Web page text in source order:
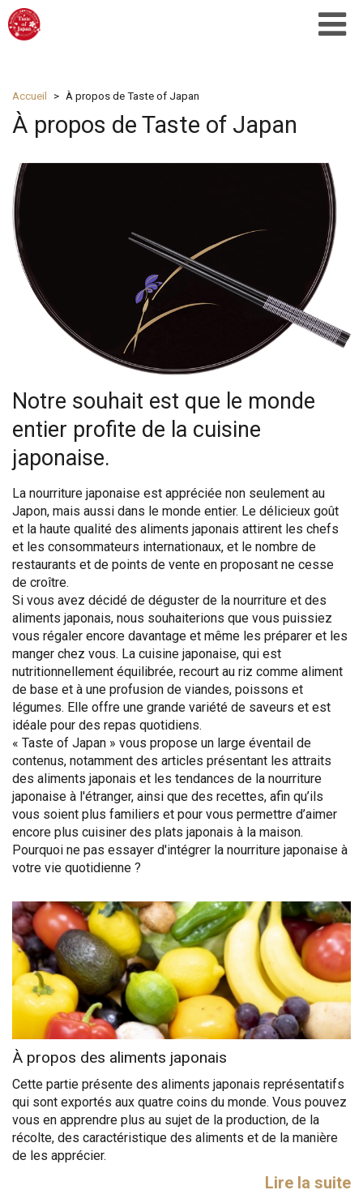
Accueil À propos de Taste of Japan
À propos de Taste of Japan
Notre souhait est que le monde
entier profite de la cuisine
japonaise.
La nourriture japonaise est appréciée non seulement au
Japon, mais aussi dans le monde entier. Le délicieux goût
et la haute qualité des aliments japonais attirent les chefs
et les consommateurs internationaux, et le nombre de
restaurants et de points de vente en proposant ne cesse
de croître.
Si vous avez décidé de déguster de la nourriture et des
aliments japonais, nous souhaiterions que vous puissiez
vous régaler encore davantage et même les préparer et les
manger chez vous. La cuisine japonaise, qui est
nutritionnellement équilibrée, recourt au riz comme aliment
de base et à une profusion de viandes, poissons et
légumes. Elle offre une grande variété de saveurs et est
idéale pour des repas quotidiens.
« Taste of Japan » vous propose un large éventail de
contenus, notamment des articles présentant les attraits
des aliments japonais et les tendances de la nourriture
japonaise à l'étranger, ainsi que des recettes, afin qu’ils
vous soient plus familiers et pour vous permettre d’aimer
encore plus cuisiner des plats japonais à la maison.
Pourquoi ne pas essayer d'intégrer la nourriture japonaise à
votre vie quotidienne ?
À propos des aliments japonais
Cette partie présente des aliments japonais représentatifs
qui sont exportés aux quatre coins du monde. Vous pouvez
vous en apprendre plus au sujet de la production, de la
récolte, des caractéristique des aliments et de la manière
de les apprécier.
Lire la suite